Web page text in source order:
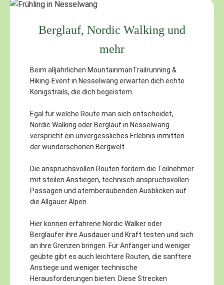
Berglauf, Nordic Walking und
mehr
Beim alljährlichen MountainmanTrailrunning &
Hiking-Event in Nesselwang erwarten dich echte
Königstrails, die dich begeistern.
Egal für welche Route man sich entscheidet,
Nordic Walking oder Berglauf in Nesselwang
verspricht ein unvergessliches Erlebnis inmitten
der wunderschönen Bergwelt.
Die anspruchsvollen Routen fordern die Teilnehmer
mit steilen Anstiegen, technisch anspruchsvollen
Passagen und atemberaubenden Ausblicken auf
die Allgäuer Alpen.
Hier können erfahrene Nordic Walker oder
Bergläufer ihre Ausdauer und Kraft testen und sich
an ihre Grenzen bringen. Für Anfänger und weniger
geübte gibt es auch leichtere Routen, die sanftere
Anstiege und weniger technische
Herausforderungen bieten. Diese Strecken